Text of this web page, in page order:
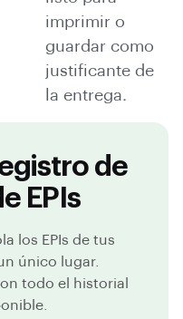
imprimir o
guardar como
justificante de
la entrega.
de
EPIs
los EPIs de tus
único lugar.
todo el historial